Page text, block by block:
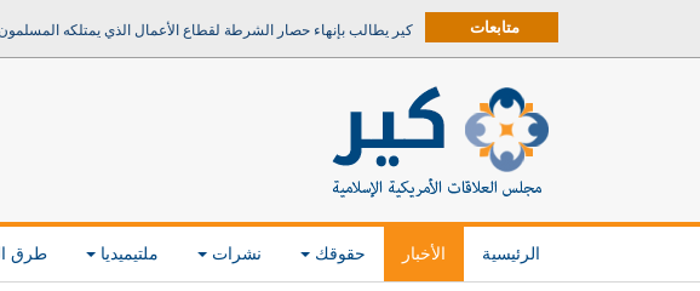
متابعات كير يطالب بإنهاء حصار الشرطة لقطاع الأعمال الذي يمتلكه
الرئيسية الأخبار حقوقك نشرات ملتيميديا طرق